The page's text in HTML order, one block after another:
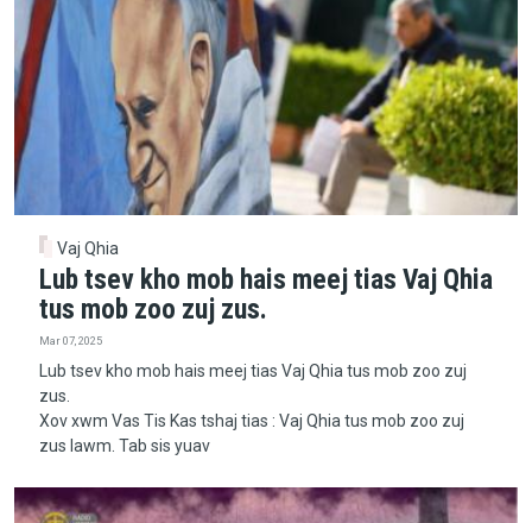
Vaj Qhia
Lub tsev kho mob hais meej tias Vaj Qhia
tus mob zoo zuj zus.
Mar 07, 2025
Lub tsev kho mob hais meej tias Vaj Qhia tus mob zoo zuj
zus.
Xov xwm Vas Tis Kas tshaj tias : Vaj Qhia tus mob zoo zuj
zus lawm. Tab sis yuav